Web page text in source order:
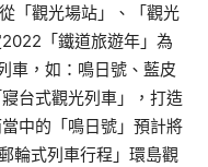
「觀光場站」、「觀光
「鐵道旅遊年」為
車，如：鳴日號、藍皮
台式觀光列車」，打造
中的「鳴日號」預計將
輪式列車行程」環島觀